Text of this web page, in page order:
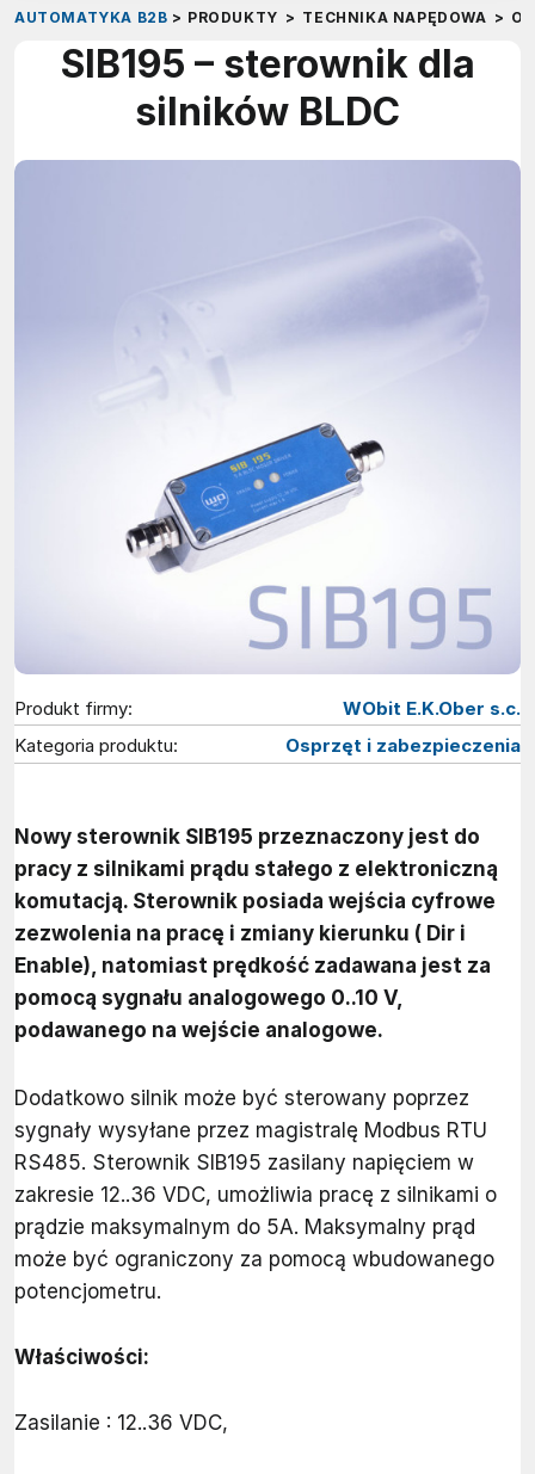
AUTOMATYKA B2B > PRODUKTY > TECHNIKA NAPĘDOWA >
SIB195 – sterownik dla
silników BLDC
Produkt firmy:
WObit E.K.Ober s.c.
Kategoria produktu:
Osprzęt i zabezpieczenia
Nowy sterownik SIB195 przeznaczony jest do
pracy z silnikami prądu stałego z elektroniczną
komutacją. Sterownik posiada wejścia cyfrowe
zezwolenia na pracę i zmiany kierunku ( Dir i
Enable), natomiast prędkość zadawana jest za
pomocą sygnału analogowego 0..10 V,
podawanego na wejście analogowe.
Dodatkowo silnik może być sterowany poprzez
sygnały wysyłane przez magistralę Modbus RTU
RS485. Sterownik SIB195 zasilany napięciem w
zakresie 12..36 VDC, umożliwia pracę z silnikami o
prądzie maksymalnym do 5A. Maksymalny prąd
może być ograniczony za pomocą wbudowanego
potencjometru.
Właściwości:
Zasilanie : 12..36 VDC,